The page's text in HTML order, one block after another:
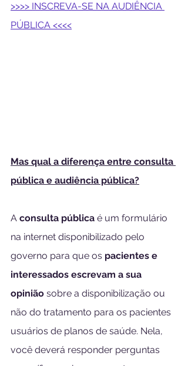
>>>> INSCREVA-SE NA AUDIÊNCIA
PÚBLICA <<<<
Mas qual a diferença entre consulta
pública e audiência pública?
A consulta pública é um formulário
na internet disponibilizado pelo
governo para que os pacientes e
interessados escrevam a sua
opinião sobre a disponibilização ou
não do tratamento para os pacientes
usuários de planos de saúde. Nela,
você deverá responder perguntas